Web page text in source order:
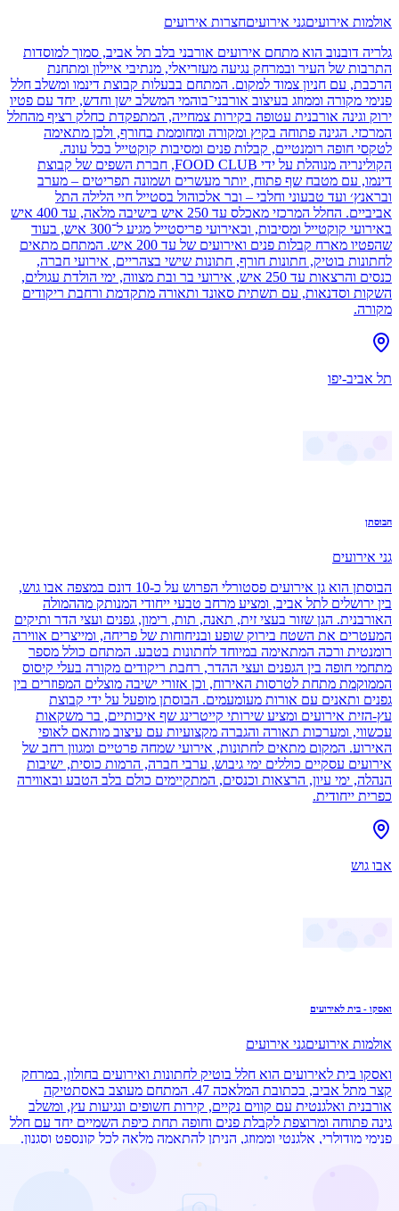
אולמות אירועיםגני אירועיםחצרות אירועים
גלריה דובנוב הוא מתחם אירועים אורבני בלב תל אביב, סמוך למוסדות
התרבות של העיר ובמרחק נגיעה מעזריאלי, מנתיבי איילון ומתחנת
הרכבת, עם חניון צמוד למקום. המתחם בבעלות קבוצת דינמו ומשלב חלל
פנימי מקורה וממוזג בעיצוב אורבני־בוהמי המשלב ישן וחדש, יחד עם פטיו
ירוק וגינה אורבנית עטופה בקירות צמחייה, המתפקדת כחלק רציף מהחלל
המרכזי. הגינה פתוחה בקיץ ומקורה ומחוממת בחורף, ולכן מתאימה
לטקסי חופה רומנטיים, קבלות פנים ומסיבות קוקטייל בכל עונה.
הקולינריה מנוהלת על ידי FOOD CLUB, חברת השפים של קבוצת
דינמו, עם מטבח שף פתוח, יותר מעשרים ושמונה תפריטים – מערב
ובראנץ׳ ועד טבעוני וחלבי – ובר אלכוהול בסטייל חיי הלילה התל
אביביים. החלל המרכזי מאכלס עד 250 איש בישיבה מלאה, עד 400 איש
באירועי קוקטייל ומסיבות, ובאירועי פריסטייל מגיע ל־300 איש, בעוד
שהפטיו מארח קבלות פנים ואירועים של עד 200 איש. המתחם מתאים
לחתונות בוטיק, חתונות חורף, חתונות שישי בצהריים, אירועי חברה,
כנסים והרצאות עד 250 איש, אירועי בר ובת מצווה, ימי הולדת עגולים,
השקות וסדנאות, עם תשתית סאונד ותאורה מתקדמת ורחבת ריקודים
מקורה.
תל אביב-יפו
הבוסתן
גני אירועים
הבוסתן הוא גן אירועים פסטורלי הפרוש על כ-10 דונם במצפה אבו גוש,
בין ירושלים לתל אביב, ומציע מרחב טבעי ייחודי המנותק מההמולה
האורבנית. הגן שזור בעצי זית, תאנה, תות, רימון, גפנים ועצי הדר ותיקים
המעטרים את השטח בירוק שופע ובניחוחות של פריחה, ומייצרים אווירה
רומנטית ורכה המתאימה במיוחד לחתונות בטבע. המתחם כולל מספר
מתחמי חופה בין הגפנים ועצי ההדר, רחבת ריקודים מקורה בעלי קיסוס
הממוקמת מתחת לטרסות האירוח, וכן אזורי ישיבה מוצלים המפוזרים בין
גפנים ותאנים עם אורות מעומעמים. הבוסתן מופעל על ידי קבוצת
עץ-הזית אירועים ומציע שירותי קייטרינג שף איכותיים, בר משקאות
עכשווי, ומערכות תאורה והגברה מקצועיות עם עיצוב מותאם לאופי
האירוע. המקום מתאים לחתונות, אירועי שמחה פרטיים ומגוון רחב של
אירועים עסקיים כוללים ימי גיבוש, ערבי חברה, הרמות כוסית, ישיבות
הנהלה, ימי עיון, הרצאות וכנסים, המתקיימים כולם בלב הטבע ובאווירה
כפרית ייחודית.
אבו גוש
ואסקו - בית לאירועים
אולמות אירועיםגני אירועים
ואסקו בית לאירועים הוא חלל בוטיק לחתונות ואירועים בחולון, במרחק
קצר מתל אביב, בכתובת המלאכה 47. המתחם מעוצב באסתטיקה
אורבנית ואלגנטית עם קווים נקיים, קירות חשופים ונגיעות עץ, ומשלב
גינה פתוחה ומרוצפת לקבלת פנים וחופה תחת כיפת השמיים יחד עם חלל
פנימי מודולרי, אלגנטי וממוזג, הניתן להתאמה מלאה לכל קונספט וסגנון.
אווירה, והאולם הפנימי מצויד במערכות סאונד ותאורה מתקדמות לרחבת
איכותיים, בבופה או בהגשה לשולחן, לצד עמדות שף ובר משקאות. ואסקו